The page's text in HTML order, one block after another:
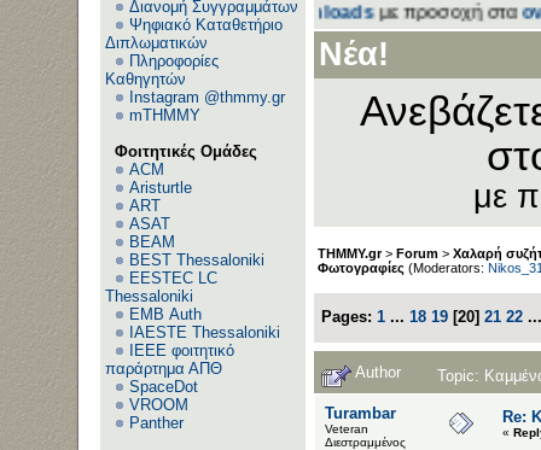
Διανομή Συγγραμμάτων
Ψηφιακό Καταθετήριο
Διπλωματικών
Πληροφορίες
Καθηγητών
Instagram @thmmy.gr
mTHMMY
Φοιτητικές Ομάδες
ACM
Aristurtle
ART
ASAT
BEAM
BEST Thessaloniki
EESTEC LC
Thessaloniki
EΜΒ Auth
IAESTE Thessaloniki
IEEE φοιτητικό
παράρτημα ΑΠΘ
SpaceDot
VROOM
Panther
στον τομέαDownloads με προσοχή στα
Νέα!
με
THMMY.gr> Forum > Χαλαρή
Φωτογραφίες (Moderators:
Pages: 1 ... 18 19 [20] 21 22
Author Topic:
Turambar
Veteran
Διεστραμμένος
Re:
«